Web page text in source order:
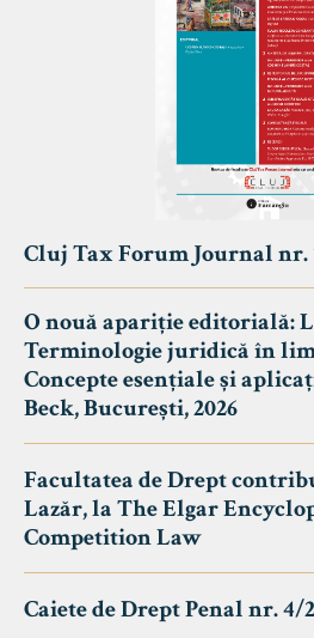
Cluj Tax Forum Journal nr.
O nouă apariție editorială:
Terminologie juridică în
Concepte esențiale și
Beck, București, 2026
Facultatea de Drept
Lazăr, la The Elgar
Competition Law
Caiete de Drept Penal nr. 4/